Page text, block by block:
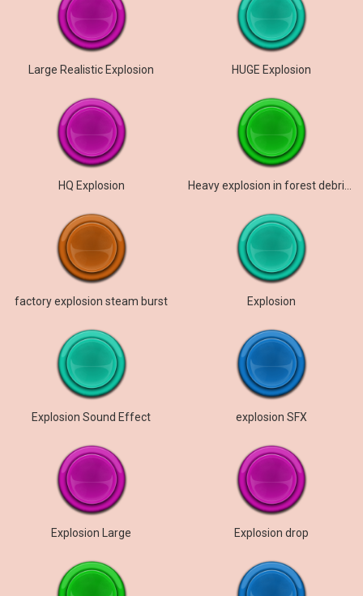
Large Realistic Explosion HUGE Explosion
HQ Explosion
factory explosion steam burst Explosion
Explosion Sound Effect explosion SFX
Explosion Large Explosion drop